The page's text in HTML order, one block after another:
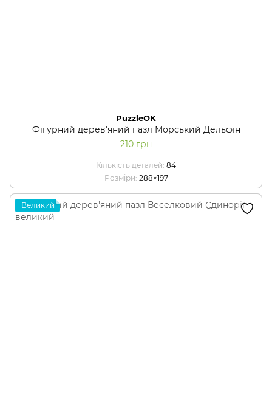
PuzzleOK
Фігурний дерев'яний пазл Морський Дельфін
210 грн
Кількість деталей 84
Розміри 288×197
Великий